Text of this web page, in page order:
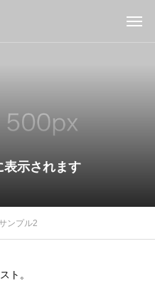
表示されます
ンプル2
ト。